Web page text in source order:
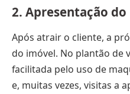
2. Apresentação
Após atrair o cliente, a
do imóvel. No plantão de
facilitada pelo uso de
e, muitas vezes, visitas a